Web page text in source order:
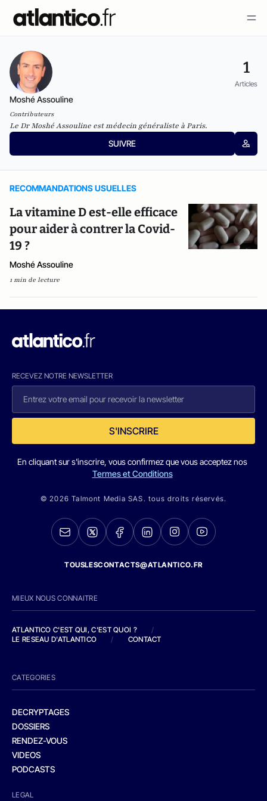
1
Articles
Moshé Assouline
Contributeurs
Le Dr Moshé Assouline est médecin généraliste à Paris.
SUIVRE
RECOMMANDATIONS USUELLES
La vitamine D est-elle efficace
pour aider à contrer la Covid-
19 ?
Moshé Assouline
1 min de lecture
RECEVEZ NOTRE NEWSLETTER
S'INSCRIRE
En cliquant sur s'inscrire, vous confirmez que vous acceptez nos
Termes et Conditions
© 2026 Talmont Media SAS. tous droits réservés.
TOUSLESCONTACTS@ATLANTICO.FR
MIEUX NOUS CONNAITRE
ATLANTICO C'EST QUI, C'EST QUOI ?
/
LE RESEAU D'ATLANTICO
/ CONTACT
CATEGORIES
DECRYPTAGES
DOSSIERS
RENDEZ-VOUS
VIDEOS
PODCASTS
LEGAL